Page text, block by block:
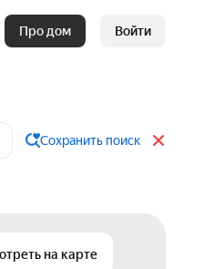
Про дом Войти
Сохранить поиск
на карте